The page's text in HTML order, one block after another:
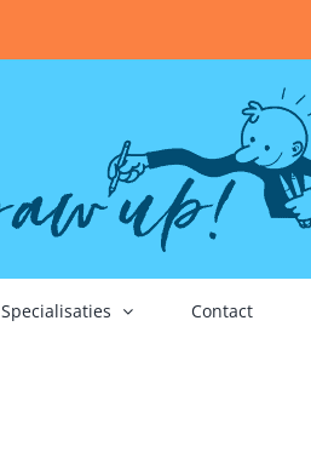
Specialisaties Contact